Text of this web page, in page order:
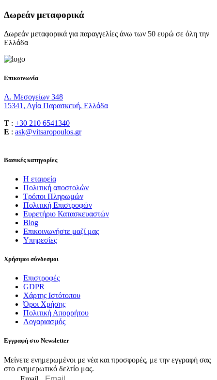
Δωρεάν μεταφορικά
Δωρεάν μεταφορικά για παραγγελίες άνω των 50 ευρώ σε όλη την
Ελλάδα
Επικοινωνία
Λ. Μεσογείων 348
15341, Αγία Παρασκευή, Ελλάδα
T : +30 210 6541340
E : ask@vitsaropoulos.gr
Βασικές κατηγορίες
Η εταιρεία
Πολιτική αποστολών
Τρόποι Πληρωμών
Πολιτική Επιστροφών
Ευρετήριο Κατασκευαστών
Blog
Επικοινωνήστε μαζί μας
Υπηρεσίες
Χρήσιμοι σύνδεσμοι
Επιστροφές
GDPR
Χάρτης Ιστότοπου
Όροι Χρήσης
Πολιτική Απορρήτου
Λογαριασμός
Εγγραφή στο Newsletter
Μείνετε ενημερωμένοι με νέα και προσφορές, με την εγγραφή σας
στο ενημερωτικό δελτίο μας.